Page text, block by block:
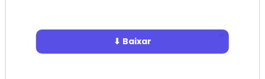
⬇ Baixar